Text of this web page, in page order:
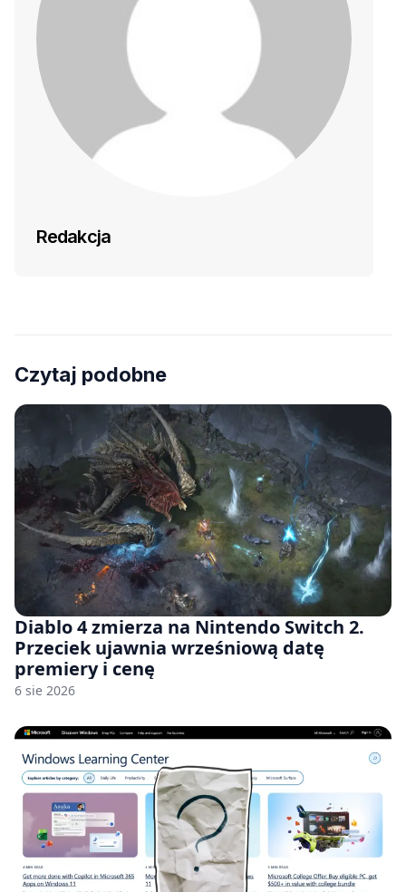
Redakcja
Czytaj podobne
Diablo 4 zmierza na Nintendo Switch 2.
Przeciek ujawnia wrześniową datę
premiery i cenę
6 sie 2026